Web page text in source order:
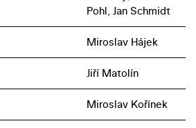
Pohl, Jan Schmidt
Miroslav Hájek
Jiří Matolín
Miroslav Kořínek